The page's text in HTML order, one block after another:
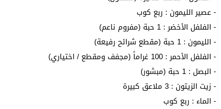
- عصير الليمون : ربع كوب
- الفلفل الأخضر : 1 حبة (مفروم ناعم)
- الليمون : 1 حبة (مقطع شرائح رفيعة)
- الفلفل الأحمر : 100 غراماً (مجفف ومقطع / اختياري)
- البصل : 1 حبة (مبشور)
- زيت الزيتون : 3 ملاعق كبيرة
- الماء : ربع كوب